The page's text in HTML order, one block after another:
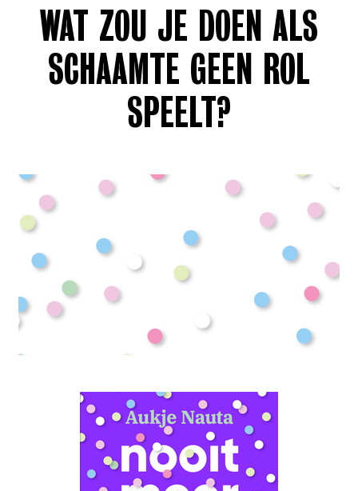
WAT ZOU JE DOEN ALS
SCHAAMTE GEEN ROL
SPEELT?